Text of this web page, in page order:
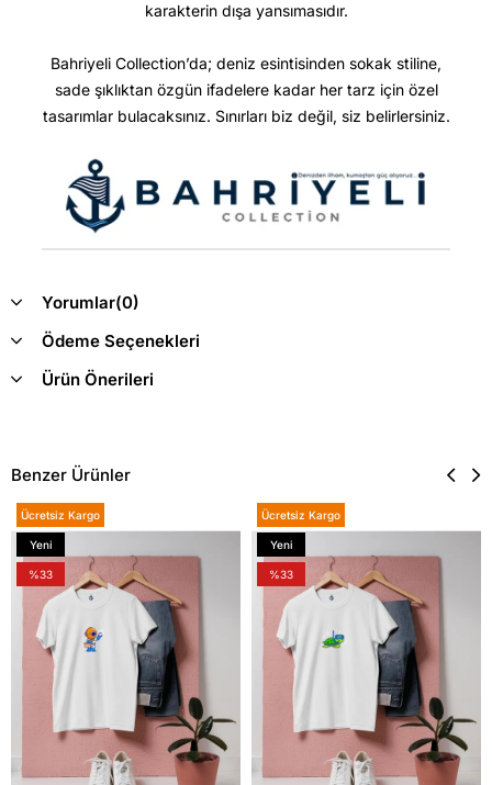
karakterin dışa yansımasıdır.
Bahriyeli Collection’da; deniz esintisinden sokak stiline,
sade şıklıktan özgün ifadelere kadar her tarz için özel
tasarımlar bulacaksınız. Sınırları biz değil, siz belirlersiniz.
Yorumlar(0)
Ödeme Seçenekleri
Ürün Önerileri
Benzer Ürünler
Ücretsiz Kargo
Yeni
Ürün
%33
Ücretsiz Kargo
Yeni
Ürün
%33